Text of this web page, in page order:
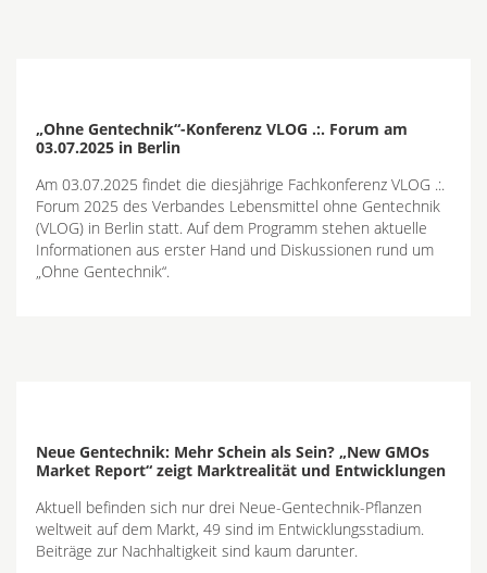
„Ohne Gentechnik“-Konferenz VLOG .:. Forum am
03.07.2025 in Berlin
Am 03.07.2025 findet die diesjährige Fachkonferenz VLOG .:.
Forum 2025 des Verbandes Lebensmittel ohne Gentechnik
(VLOG) in Berlin statt. Auf dem Programm stehen aktuelle
Informationen aus erster Hand und Diskussionen rund um
„Ohne Gentechnik“.
Neue Gentechnik: Mehr Schein als Sein? „New GMOs
Market Report“ zeigt Marktrealität und Entwicklungen
Aktuell befinden sich nur drei Neue-Gentechnik-Pflanzen
weltweit auf dem Markt, 49 sind im Entwicklungsstadium.
Beiträge zur Nachhaltigkeit sind kaum darunter.